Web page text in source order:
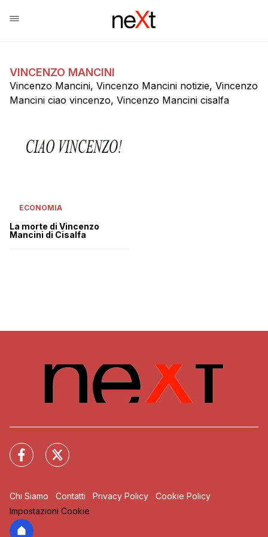
VINCENZO MANCINI
Vincenzo Mancini, Vincenzo Mancini notizie, Vincenzo
Mancini ciao vincenzo, Vincenzo Mancini cisalfa
ECONOMIA
La morte di Vincenzo
Mancini di Cisalfa
Chi Siamo Contatti Privacy Policy
Cookie Policy
Impostazioni Cookie